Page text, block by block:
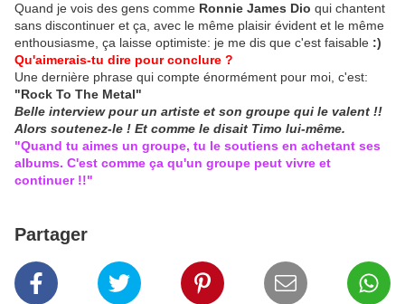
Quand je vois des gens comme Ronnie James Dio qui chantent
sans discontinuer et ça, avec le même plaisir évident et le même
enthousiasme, ça laisse optimiste: je me dis que c'est faisable :)
Qu'aimerais-tu dire pour conclure ?
Une dernière phrase qui compte énormément pour moi, c'est:
"Rock To The Metal"
Belle interview pour un artiste et son groupe qui le valent !!
Alors soutenez-le ! Et comme le disait Timo lui-même.
"Quand tu aimes un groupe, tu le soutiens en achetant ses
albums. C'est comme ça qu'un groupe peut vivre et
continuer !!"
Partager